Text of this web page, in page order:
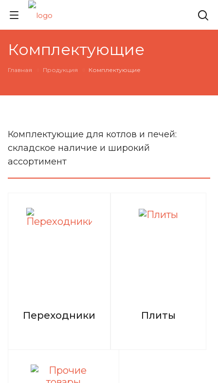
Комплектующие
Главная Продукция Комплектующие
Комплектующие для котлов и печей:
складское наличие и широкий
ассортимент
Переходники Плиты